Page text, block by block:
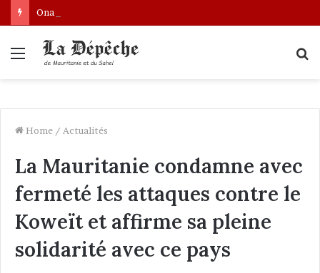
Ona: le nouveau bâtonnier installé
Menu
Home / Actualités
La Mauritanie condamne avec
fermeté les attaques contre le
Koweït et affirme sa pleine
solidarité avec ce pays